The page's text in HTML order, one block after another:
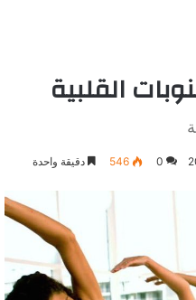
القلبية
0
546 دقيقة واحدة